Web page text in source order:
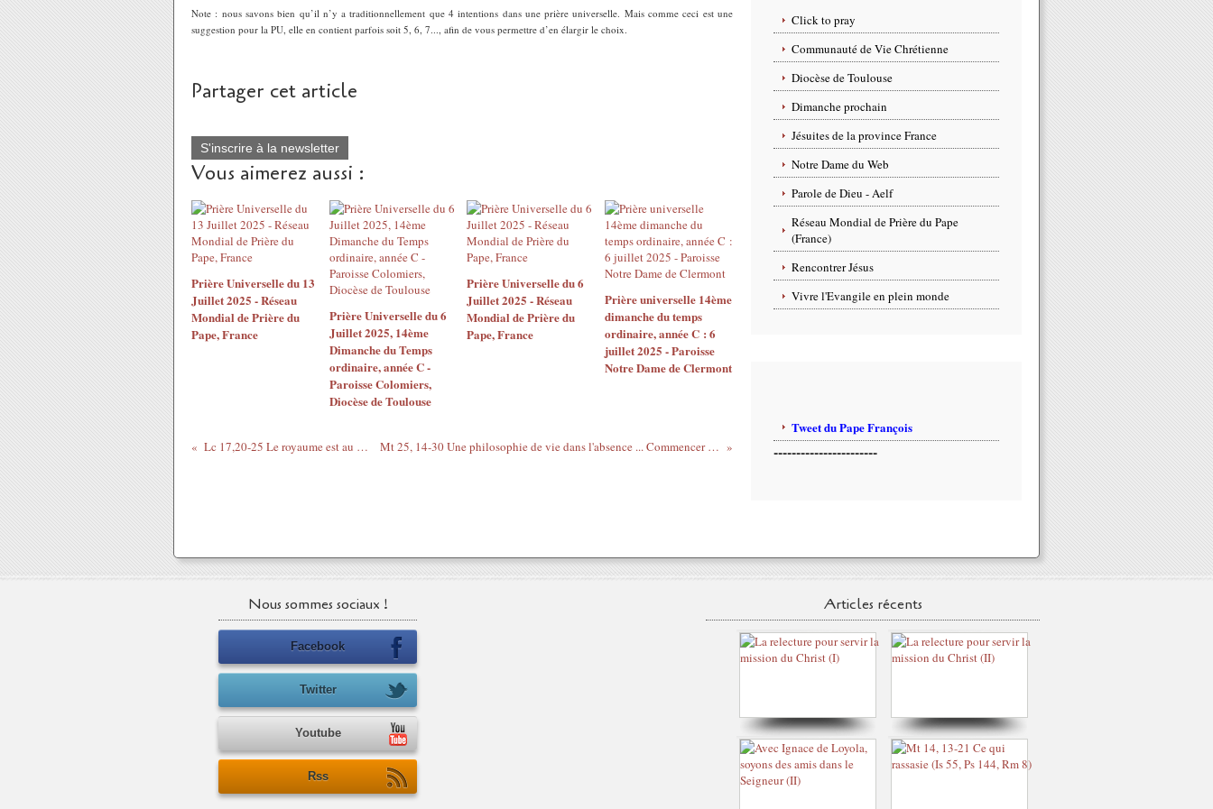
Note : nous savons bien qu’il n’y a traditionnellement que 4 intentions dans une prière universelle. Mais comme ceci est une
suggestion pour la PU, elle en contient parfois soit 5, 6, 7..., afin de vous permettre d’en élargir le choix.
Partager cet article
S'inscrire à la newsletter
Vous aimerez aussi :
Prière Universelle du 13
Juillet 2025 - Réseau
Mondial de Prière du
Pape, France
Prière Universelle du 6
Juillet 2025, 14ème
Dimanche du Temps
ordinaire, année C -
Paroisse Colomiers,
Diocèse de Toulouse
Prière Universelle du 6
Juillet 2025 - Réseau
Mondial de Prière du
Pape, France
Prière universelle 14ème
dimanche du temps
ordinaire, année C : 6
juillet 2025 - Paroisse
Notre Dame de Clermont
Lc 17,20-25 Le royaume est au milieu de vous Mt 25, 14-30 Une philosophie de vie dans l'absence ... Commencer par la confiance avec Toi ...
Click to pray
Communauté de Vie Chrétienne
Diocèse de Toulouse
Dimanche prochain
Jésuites de la province France
Notre Dame du Web
Parole de Dieu - Aelf
Réseau Mondial de Prière du Pape
(France)
Rencontrer Jésus
Vivre l'Evangile en plein monde
Tweet du Pape François
-----------------------
Nous sommes sociaux !
Facebook
Twitter
Youtube
Rss
Articles récents